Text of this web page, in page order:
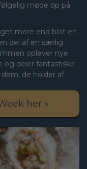
møde op på
mere end blot en
del af en særlig
oplever nye
og deler fantastiske
de holder af.
her »